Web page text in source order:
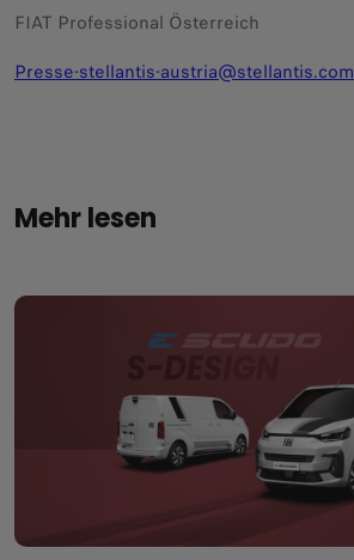
FIAT Professional Österreich
Presse-stellantis-austria@stellantis.com
Mehr lesen